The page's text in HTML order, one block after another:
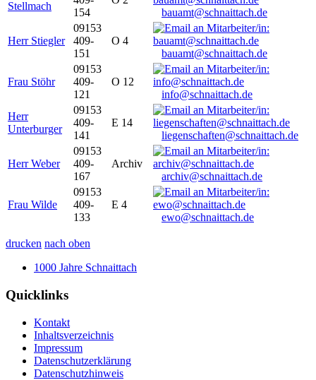
Stellmach
154
bauamt@schnaittach.de
Herr Stiegler
09153
409-
151
O 4
bauamt@schnaittach.de
Frau Stöhr
09153
409-
121
O 12
info@schnaittach.de
Herr
Unterburger
09153
409-
141
E 14
liegenschaften@schnaittach.de
Herr Weber
09153
409-
167
Archiv
archiv@schnaittach.de
Frau Wilde
09153
409-
133
E 4
ewo@schnaittach.de
drucken nach oben
1000 Jahre Schnaittach
Quicklinks
Kontakt
Inhaltsverzeichnis
Impressum
Datenschutzerklärung
Datenschutzhinweis